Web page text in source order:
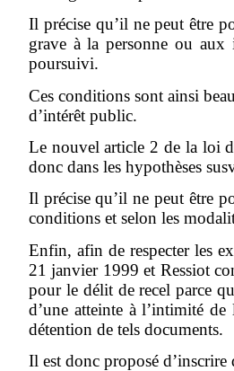
Il précise qu’il ne peut être
grave à la personne ou aux
poursuivi.
Ces conditions sont ainsi
d’intérêt public.
Le nouvel article 2 de la loi
donc dans les hypothèses
Il précise qu’il ne peut être
conditions et selon les
Enfin, afin de respecter les
21 janvier 1999 et Ressiot
pour le délit de recel parce
d’une atteinte à l’intimité
détention de tels documents.
Il est donc proposé d’inscrire